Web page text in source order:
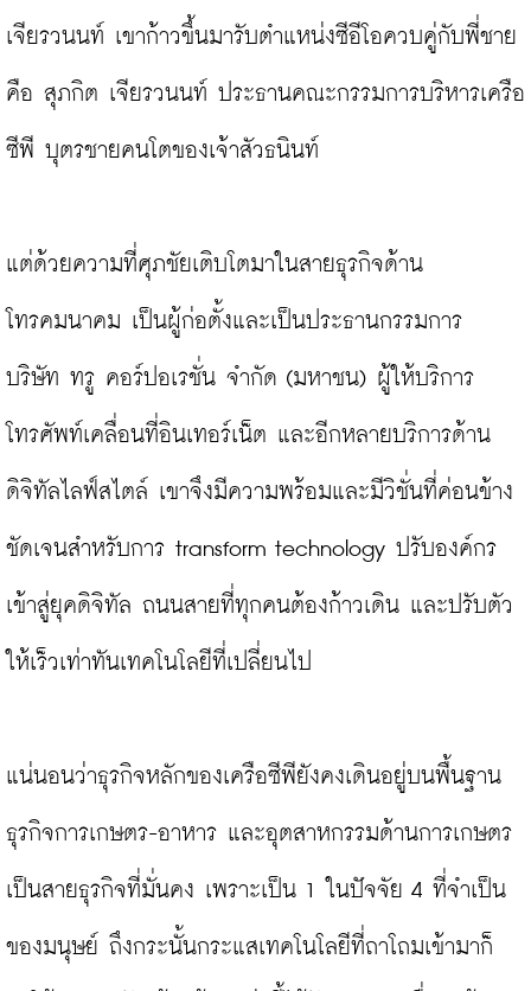
เจียรวนนท์ เขาก้าวขึ้นมารับตำแหน่งซีอีโอควบคู่กับพี่ชาย
คือ สุภกิต เจียรวนนท์ ประธานคณะกรรมการบริหารเครือ
ซีพี บุตรชายคนโตของเจ้าสัวธนินท์
แต่ด้วยความที่ศุภชัยเติบโตมาในสายธุรกิจด้าน
โทรคมนาคม เป็นผู้ก่อตั้งและเป็นประธานกรรมการ
บริษัท ทรู คอร์ปอเรชั่น จำกัด (มหาชน) ผู้ให้บริการ
โทรศัพท์เคลื่อนที่อินเทอร์เน็ต และอีกหลายบริการด้าน
ดิจิทัลไลฟ์สไตล์ เขาจึงมีความพร้อมและมีวิชั่นที่ค่อนข้าง
ชัดเจนสำหรับการ transform technology ปรับองค์กร
เข้าสู่ยุคดิจิทัล ถนนสายที่ทุกคนต้องก้าวเดิน และปรับตัว
ให้เร็วเท่าทันเทคโนโลยีที่เปลี่ยนไป
แน่นอนว่าธุรกิจหลักของเครือซีพียังคงเดินอยู่บนพื้นฐาน
ธุรกิจการเกษตร-อาหาร และอุตสาหกรรมด้านการเกษตร
เป็นสายธุรกิจที่มั่นคง เพราะเป็น 1 ในปัจจัย 4 ที่จำเป็น
ของมนุษย์ ถึงกระนั้นกระแสเทคโนโลยีที่ถาโถมเข้ามาก็